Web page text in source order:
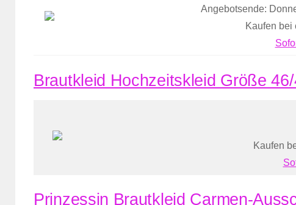
Angebotsende:
Kaufen bei
Brautkleid Hochzeitskleid Größe
Kaufen
Prinzessin Brautkleid Carmen-